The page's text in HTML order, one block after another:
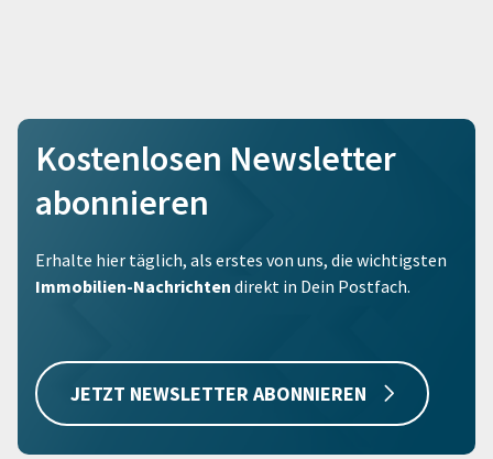
Kostenlosen Newsletter
abonnieren
Erhalte hier täglich, als erstes von uns, die wichtigsten
Immobilien-Nachrichten direkt in Dein Postfach.
JETZT NEWSLETTER ABONNIEREN